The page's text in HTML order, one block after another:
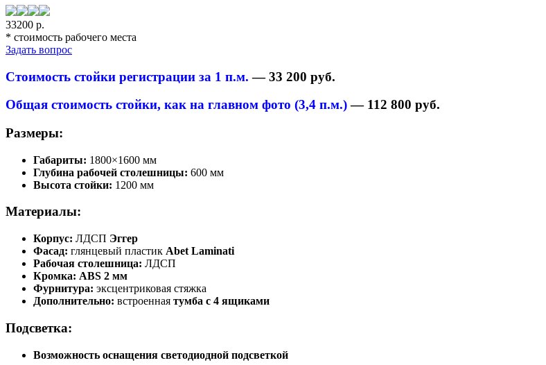
33200 р.
* cтоимость рабочего места
Задать вопрос
Стоимость стойки регистрации за 1 п.м. —33 200 руб.
Общая стоимость стойки, как на главном фото (3,4 п.м.) — 112 800 руб.
Размеры:
Габариты: 1800×1600 мм
Глубина рабочей столешницы: 600 мм
Высота стойки: 1200 мм
Материалы:
Корпус: ЛДСП Эггер
Фасад: глянцевый пластик Abet Laminati
Рабочая столешница: ЛДСП
Кромка: ABS 2 мм
Фурнитура: эксцентриковая стяжка
Дополнительно: встроенная тумба с 4 ящиками
Подсветка:
Возможность оснащения светодиодной подсветкой